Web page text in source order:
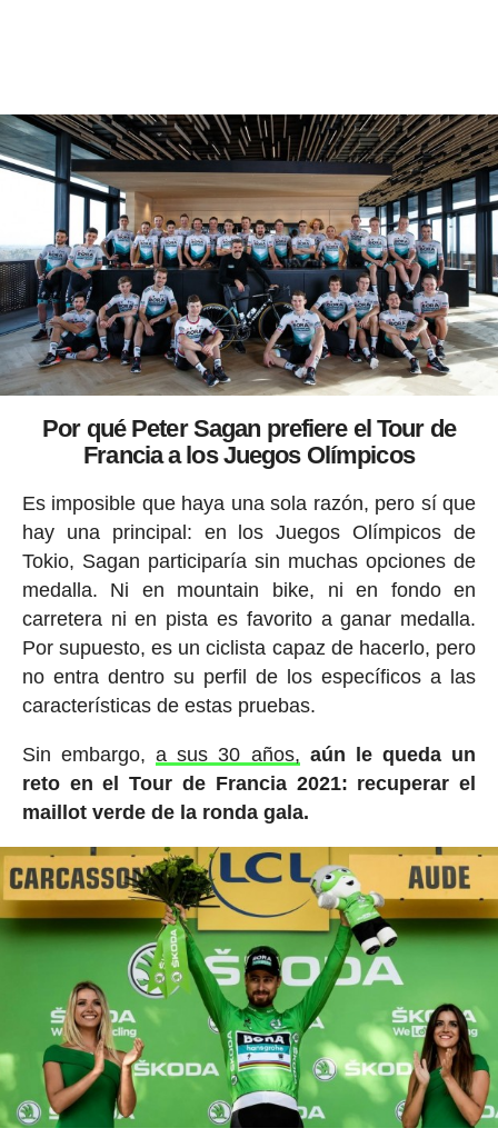
Por qué Peter Sagan prefiere el Tour de
Francia a los Juegos Olímpicos
Es imposible que haya una sola razón, pero sí que
hay una principal: en los Juegos Olímpicos de
Tokio, Sagan participaría sin muchas opciones de
medalla. Ni en mountain bike, ni en fondo en
carretera ni en pista es favorito a ganar medalla.
Por supuesto, es un ciclista capaz de hacerlo, pero
no entra dentro su perfil de los específicos a las
características de estas pruebas.
Sin embargo,a sus 30 años, aún le queda un
reto en el Tour de Francia 2021: recuperar el
maillot verde de la ronda gala.